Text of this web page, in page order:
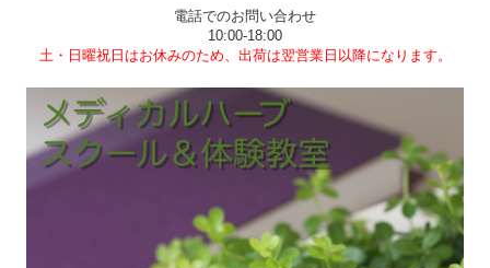
電話でのお問い合わせ
10:00-18:00
土・日曜祝日はお休みのため、出荷は翌営業日以降になります。